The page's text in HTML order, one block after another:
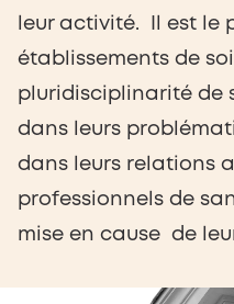
leur activité. Il est le
établissements de
pluridisciplinarité de
dans leurs
dans leurs relations
professionnels de
mise en cause de